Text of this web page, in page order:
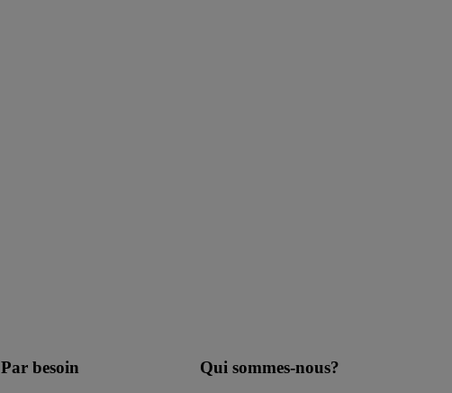
Par besoin Qui sommes-nous?